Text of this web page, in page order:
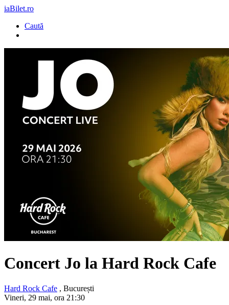
iaBilet.ro
Caută
Concert Jo la Hard Rock Cafe
Hard Rock Cafe , București
Vineri, 29 mai, ora 21:30